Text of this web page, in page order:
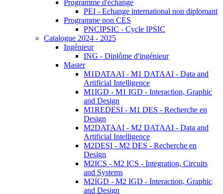
Programme d'échange
PEI - Echange international non diplomant
Programme non CES
PNCIPSIC - Cycle IPSIC
Catalogue 2024 - 2025
Ingénieur
ING - Diplôme d'ingénieur
Master
M1DATAAI - M1 DATAAI - Data and
Artificial Intelligence
M1IGD - M1 IGD - Interaction, Graphic
and Design
M1REDESI - M1 DES - Recherche en
Design
M2DATAAI - M2 DATAAI - Data and
Artificial Intelligence
M2DESI - M2 DES - Recherche en
Design
M2ICS - M2 ICS - Integration, Circuits
and Systems
M2IGD - M2 IGD - Interaction, Graphic
and Design